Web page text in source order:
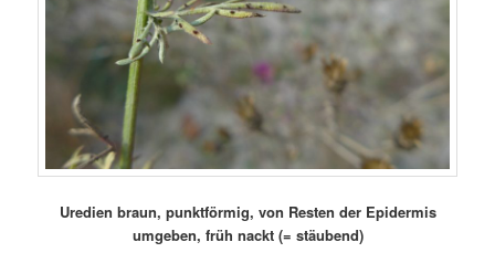
Uredien braun, punktförmig, von Resten der Epidermis
umgeben, früh nackt (= stäubend)